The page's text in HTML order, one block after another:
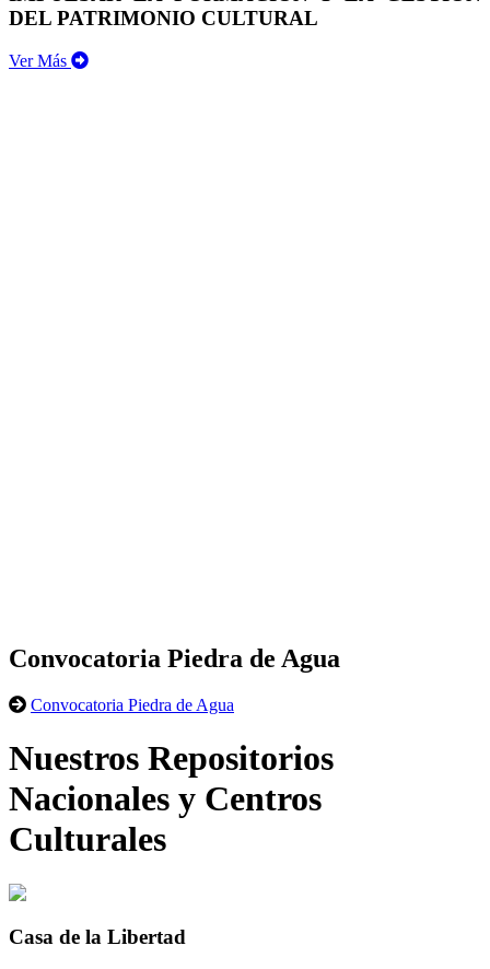
DEL PATRIMONIO CULTURAL
Ver Más
Convocatoria Piedra de Agua
Convocatoria Piedra de Agua
Nuestros Repositorios
Nacionales y Centros
Culturales
Casa de la Libertad